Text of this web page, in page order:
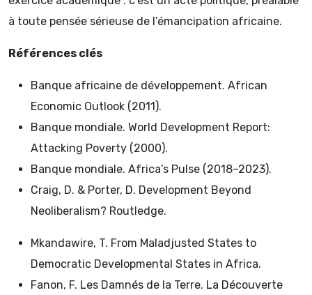
à toute pensée sérieuse de l’émancipation africaine.
Références clés
Banque africaine de développement. African
Economic Outlook (2011).
Banque mondiale. World Development Report:
Attacking Poverty (2000).
Banque mondiale. Africa’s Pulse (2018–2023).
Craig, D. & Porter, D. Development Beyond
Neoliberalism? Routledge.
Mkandawire, T. From Maladjusted States to
Democratic Developmental States in Africa.
Fanon, F. Les Damnés de la Terre. La Découverte